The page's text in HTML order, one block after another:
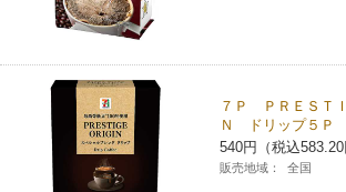
７Ｐ ＰＲＥＳＴ
Ｎ ドリップ５Ｐ
540円（税込583.20
販売地域： 全国